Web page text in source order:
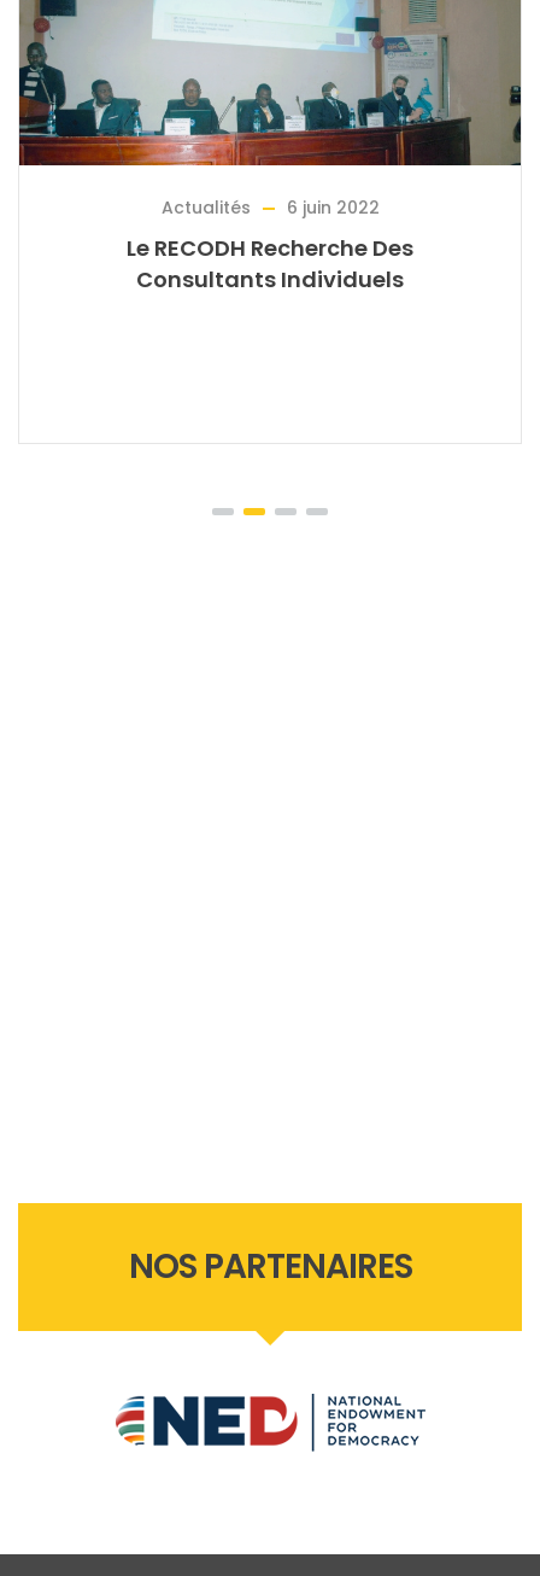
Instrument Juridique: Des OSC
Militent Pour Un Accès Aux
Cas D’abus Des Entreprises
NOS PARTENAIRES